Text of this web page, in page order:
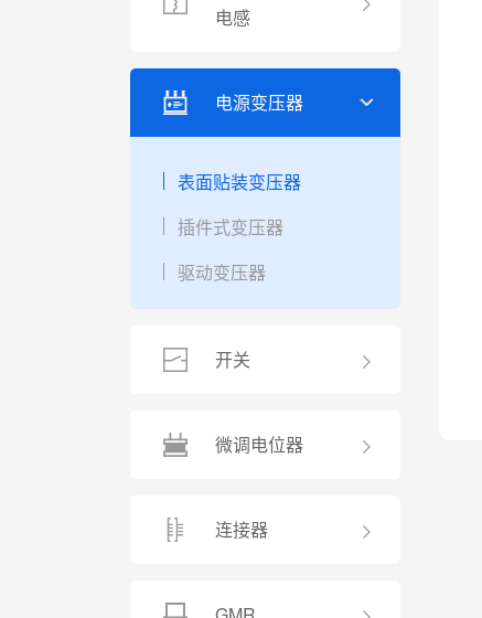
电感
电源变压器
表面贴装变压器
插件式变压器
驱动变压器
开关
微调电位器
连接器